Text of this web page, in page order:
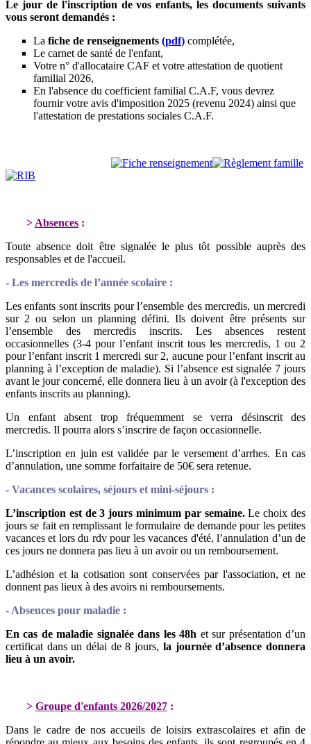
Le jour de l'inscription de vos enfants, les documents suivants
vous seront demandés :
La fiche de renseignements (pdf) complétée,
Le carnet de santé de l'enfant,
Votre n° d'allocataire CAF et votre attestation de quotient
familial 2026,
En l'absence du coefficient familial C.A.F, vous devrez
fournir votre avis d'imposition 2025 (revenu 2024) ainsi que
l'attestation de prestations sociales C.A.F.
> Absences :
Toute absence doit être signalée le plus tôt possible auprès des
responsables et de l'accueil.
- Les mercredis de l’année scolaire :
Les enfants sont inscrits pour l’ensemble des mercredis, un mercredi
sur 2 ou selon un planning défini. Ils doivent être présents sur
l’ensemble des mercredis inscrits. Les absences restent
occasionnelles (3-4 pour l’enfant inscrit tous les mercredis, 1 ou 2
pour l’enfant inscrit 1 mercredi sur 2, aucune pour l’enfant inscrit au
planning à l’exception de maladie). Si l’absence est signalée 7 jours
avant le jour concerné, elle donnera lieu à un avoir (à l'exception des
enfants inscrits au planning).
Un enfant absent trop fréquemment se verra désinscrit des
mercredis. Il pourra alors s’inscrire de façon occasionnelle.
L’inscription en juin est validée par le versement d’arrhes. En cas
d’annulation, une somme forfaitaire de 50€ sera retenue.
- Vacances scolaires, séjours et mini-séjours :
L’inscription est de 3 jours minimum par semaine.Le choix des
jours se fait en remplissant le formulaire de demande pour les petites
vacances et lors du rdv pour les vacances d'été, l’annulation d’un de
ces jours ne donnera pas lieu à un avoir ou un remboursement.
L’adhésion et la cotisationsont conservées par l'association, etne
donnent pas lieux à des avoirs ni remboursements.
- Absences pour maladie :
En cas de maladie signalée dans les 48h et sur présentation d’un
certificat dans un délai de 8 jours, la journée d’absence donnera
lieu à un avoir.
> Groupe d'enfants 2026/2027 :
Dans le cadre de nos accueils de loisirs extrascolaires et afin de